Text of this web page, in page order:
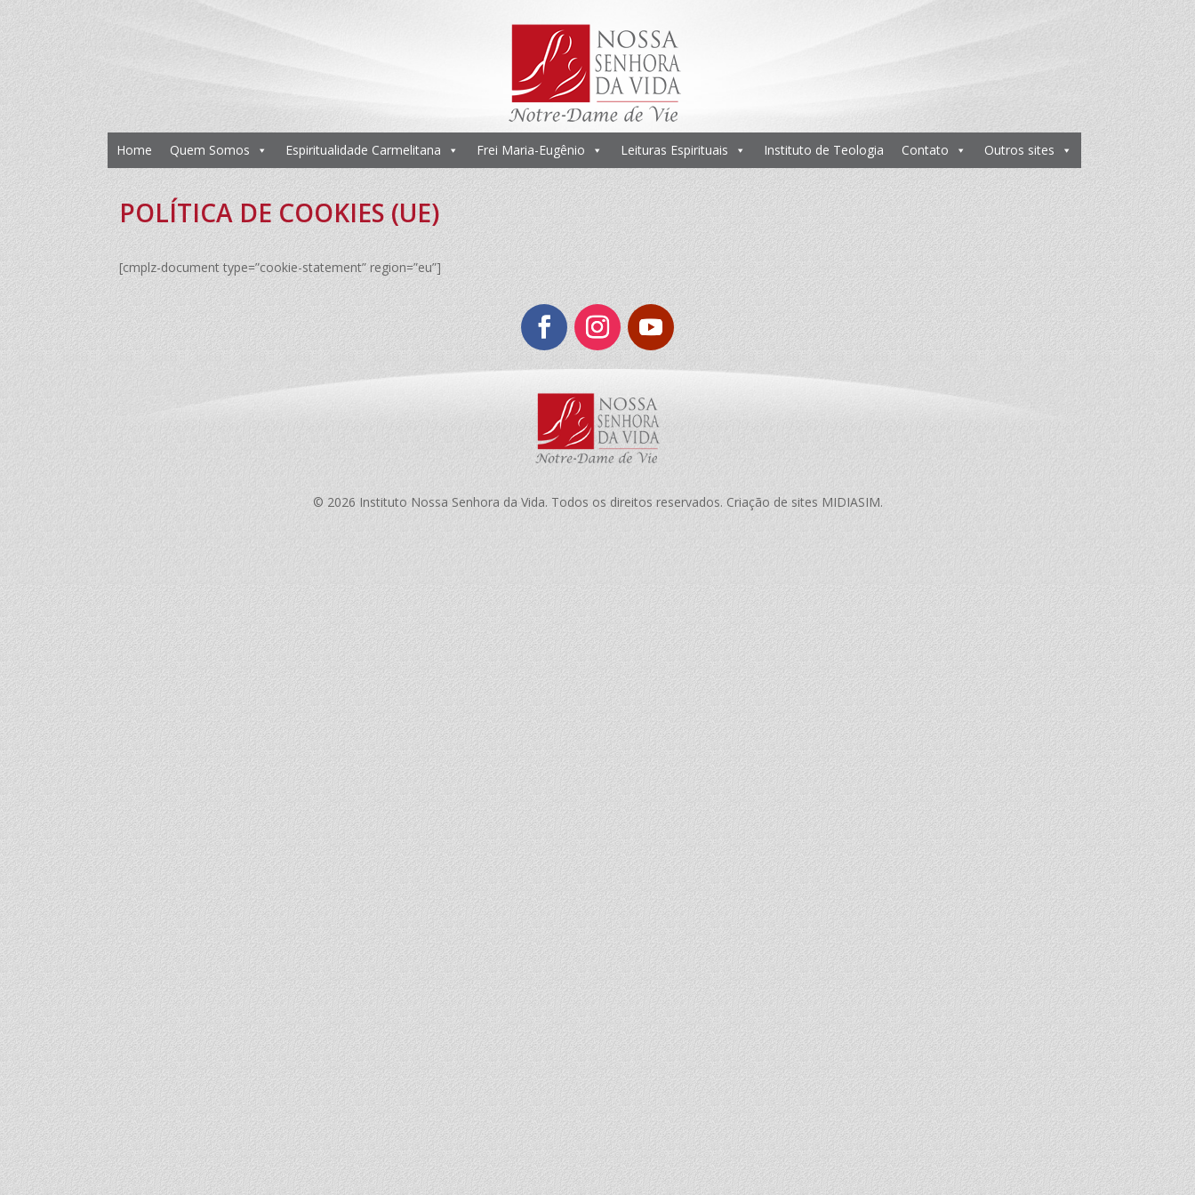
Home Quem Somos Espiritualidade Carmelitana Frei Maria-Eugênio Leituras Espirituais Instituto de Teologia Contato Outros sites
POLÍTICA DE COOKIES (UE)
[cmplz-document type=”cookie-statement” region=”eu”]
© 2026 Instituto Nossa Senhora da Vida. Todos os direitos reservados. Criação de sites MIDIASIM.